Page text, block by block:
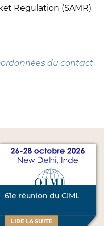
Regulation (SAMR)
du contact
61e réunion du CIML
LIRE LA SUITE